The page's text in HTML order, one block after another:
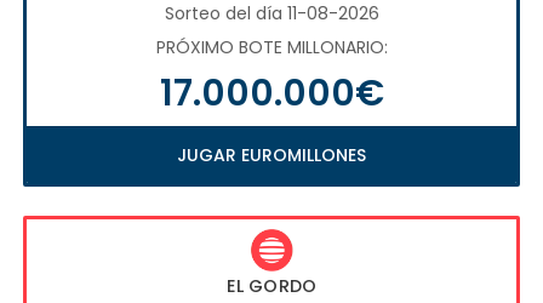
Sorteo del día 11-08-2026
PRÓXIMO BOTE MILLONARIO:
17.000.000€
JUGAR EUROMILLONES
EL GORDO